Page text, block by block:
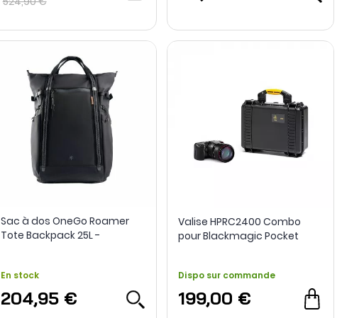
Sac à dos OneGo Roamer
Tote Backpack 25L -
En stock
204,95 €
Valise HPRC2400 Combo
pour Blackmagic Pocket
Dispo sur commande
199,00 €